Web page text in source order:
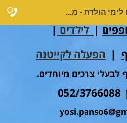
הולדת - מ...
| לילדים |
| הפעלה לקייטנה
צרכים מיוחדים.